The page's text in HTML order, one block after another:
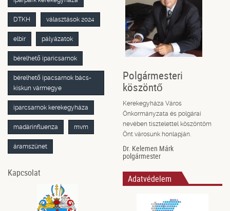
DTKH választások 2024
elbir pályázatok
bérelhető iparicsarnok
bérelhető ipacsarnok bács-
kiskun vármegye
iparcsarnok kerekegyháza
madárinfluenza mvm
áramszünet
Kapcsolat
Polgármesteri
köszöntő
Kerekegyháza Város
Önkormányzata és polgárai
nevében tisztelettel köszöntöm
Önt városunk honlapján.
Dr. Kelemen Márk
polgármester
Adatvédelem